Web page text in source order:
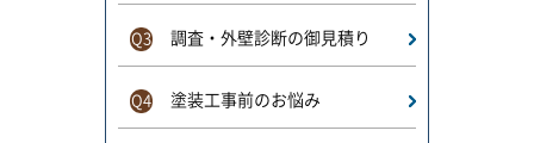
Q3 調査・外壁診断の御見積り
Q4 塗装工事前のお悩み